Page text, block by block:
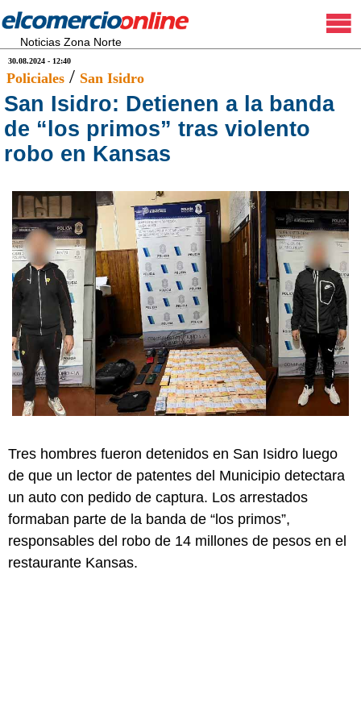
Noticias Zona Norte
30.08.2024 - 12:40
Policiales / San Isidro
San Isidro: Detienen a la banda
de “los primos” tras violento
robo en Kansas
Tres hombres fueron detenidos en San Isidro luego
de que un lector de patentes del Municipio detectara
un auto con pedido de captura. Los arrestados
formaban parte de la banda de “los primos”,
responsables del robo de 14 millones de pesos en el
restaurante Kansas.